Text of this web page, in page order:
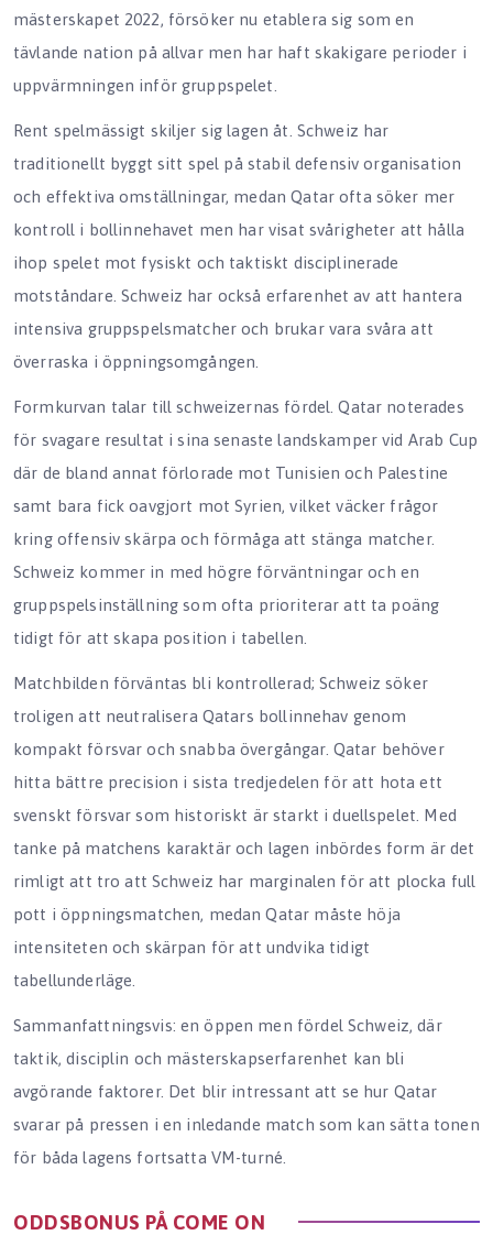
mästerskapet 2022, försöker nu etablera sig som en
tävlande nation på allvar men har haft skakigare perioder i
uppvärmningen inför gruppspelet.
Rent spelmässigt skiljer sig lagen åt. Schweiz har
traditionellt byggt sitt spel på stabil defensiv organisation
och effektiva omställningar, medan Qatar ofta söker mer
kontroll i bollinnehavet men har visat svårigheter att hålla
ihop spelet mot fysiskt och taktiskt disciplinerade
motståndare. Schweiz har också erfarenhet av att hantera
intensiva gruppspelsmatcher och brukar vara svåra att
överraska i öppningsomgången.
Formkurvan talar till schweizernas fördel. Qatar noterades
för svagare resultat i sina senaste landskamper vid Arab Cup
där de bland annat förlorade mot Tunisien och Palestine
samt bara fick oavgjort mot Syrien, vilket väcker frågor
kring offensiv skärpa och förmåga att stänga matcher.
Schweiz kommer in med högre förväntningar och en
gruppspelsinställning som ofta prioriterar att ta poäng
tidigt för att skapa position i tabellen.
Matchbilden förväntas bli kontrollerad; Schweiz söker
troligen att neutralisera Qatars bollinnehav genom
kompakt försvar och snabba övergångar. Qatar behöver
hitta bättre precision i sista tredjedelen för att hota ett
svenskt försvar som historiskt är starkt i duellspelet. Med
tanke på matchens karaktär och lagen inbördes form är det
rimligt att tro att Schweiz har marginalen för att plocka full
pott i öppningsmatchen, medan Qatar måste höja
intensiteten och skärpan för att undvika tidigt
tabellunderläge.
Sammanfattningsvis: en öppen men fördel Schweiz, där
taktik, disciplin och mästerskapserfarenhet kan bli
avgörande faktorer. Det blir intressant att se hur Qatar
svarar på pressen i en inledande match som kan sätta tonen
för båda lagens fortsatta VM-turné.
ODDSBONUS PÅ COME ON